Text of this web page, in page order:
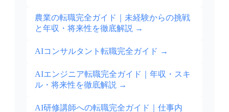
農業の転職完全ガイド｜未経験からの挑戦
と年収・将来性を徹底解説 →
AIコンサルタント転職完全ガイド →
AIエンジニア転職完全ガイド｜年収・スキ
ル・将来性を徹底解説 →
AI研修講師への転職完全ガイド｜仕事内